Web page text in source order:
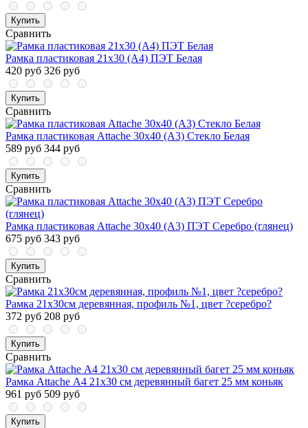
Купить
Сравнить
Рамка пластиковая 21x30 (A4) ПЭТ Белая
420 руб 326 руб
Купить
Сравнить
Рамка пластиковая Attache 30х40 (А3) Стекло Белая
589 руб 344 руб
Купить
Сравнить
Рамка пластиковая Attache 30х40 (А3) ПЭТ Серебро (глянец)
675 руб 343 руб
Купить
Сравнить
Рамка 21х30см деревянная, профиль №1, цвет ?серебро?
372 руб 208 руб
Купить
Сравнить
Рамка Attache А4 21x30 см деревянный багет 25 мм коньяк
961 руб 509 руб
Купить